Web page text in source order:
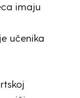
imaju
učenika